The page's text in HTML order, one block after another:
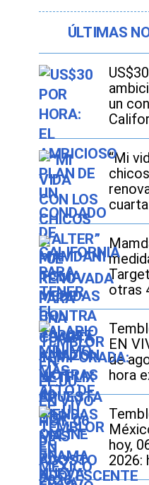
ÚLTIMAS
un
tener
de
“Mi
por
otras
online
York:
están
por
EN
de
hora
fue el
del
hoy,
2026: